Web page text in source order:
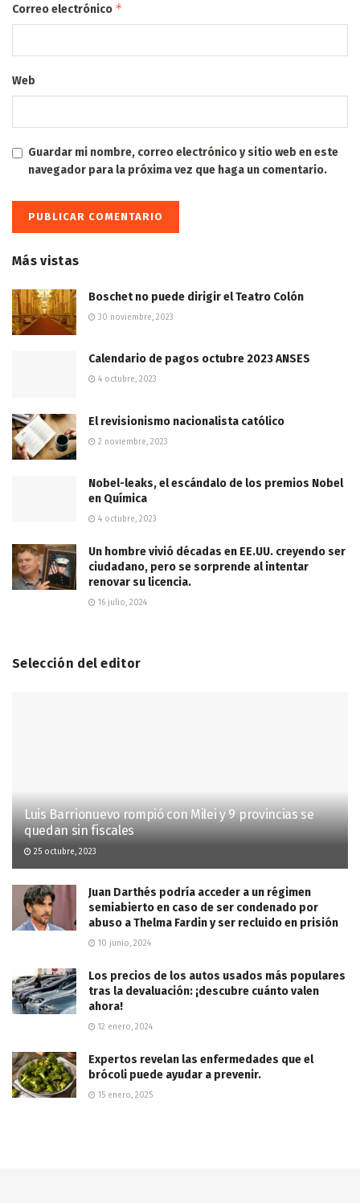
Correo electrónico *
Web
Guardar mi nombre, correo electrónico y sitio web en este
navegador para la próxima vez que haga un comentario.
Más vistas
Boschet no puede dirigir el Teatro Colón
30 noviembre, 2023
Calendario de pagos octubre 2023 ANSES
4 octubre, 2023
El revisionismo nacionalista católico
2 noviembre, 2023
Nobel-leaks, el escándalo de los premios Nobel
en Química
4 octubre, 2023
Un hombre vivió décadas en EE.UU. creyendo ser
ciudadano, pero se sorprende al intentar
renovar su licencia.
16 julio, 2024
Selección del editor
Luis Barrionuevo rompió con Milei y 9 provincias se
quedan sin fiscales
25 octubre, 2023
Juan Darthés podría acceder a un régimen
semiabierto en caso de ser condenado por
abuso a Thelma Fardin y ser recluido en prisión
10 junio, 2024
Los precios de los autos usados más populares
tras la devaluación: ¡descubre cuánto valen
ahora!
12 enero, 2024
Expertos revelan las enfermedades que el
brócoli puede ayudar a prevenir.
15 enero, 2025